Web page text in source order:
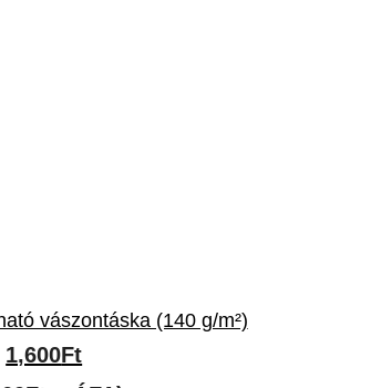
vászontáska (140 g/m²)
1,600Ft